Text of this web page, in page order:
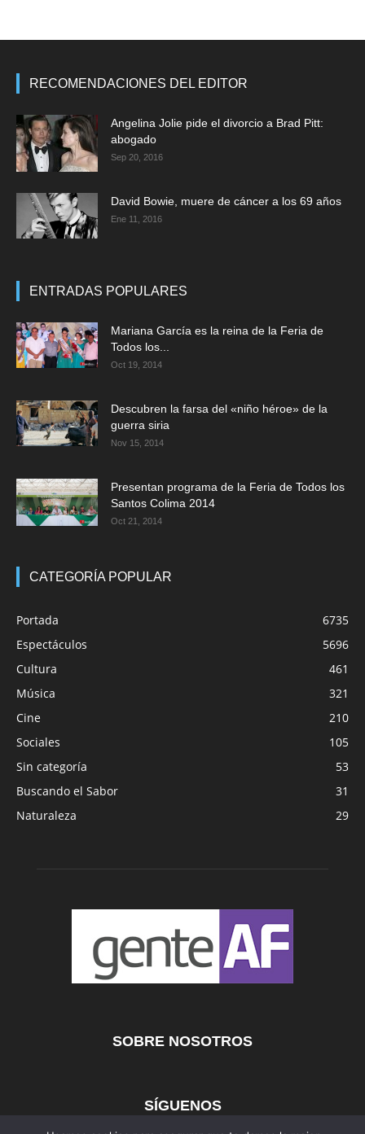
RECOMENDACIONES DEL EDITOR
Angelina Jolie pide el divorcio a Brad Pitt:
abogado
Sep 20, 2016
David Bowie, muere de cáncer a los 69 años
Ene 11, 2016
ENTRADAS POPULARES
Mariana García es la reina de la Feria de
Todos los...
Oct 19, 2014
Descubren la farsa del «niño héroe» de la
guerra siria
Nov 15, 2014
Presentan programa de la Feria de Todos los
Santos Colima 2014
Oct 21, 2014
CATEGORÍA POPULAR
Portada
6735
Espectáculos
5696
Cultura
461
Música
321
Cine
210
Sociales
105
Sin categoría
53
Buscando el Sabor
31
Naturaleza
29
SOBRE NOSOTROS
SÍGUENOS